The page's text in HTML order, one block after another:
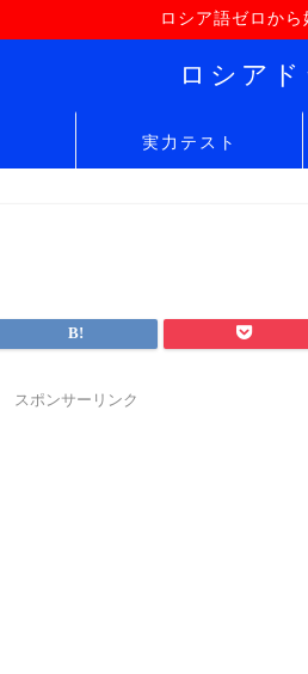
ロシア語ゼロか
ロシア
実力テスト
スポンサーリンク